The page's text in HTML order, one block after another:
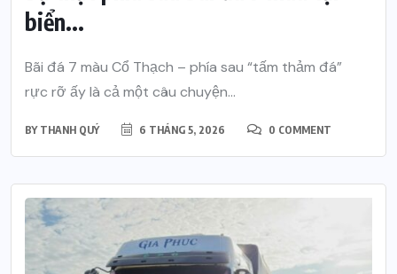
biển...
Bãi đá 7 màu Cổ Thạch – phía sau “tấm thảm đá”
rực rỡ ấy là cả một câu chuyện...
BY THANH QUÝ 6 THÁNG 5, 2026 0 COMMENT